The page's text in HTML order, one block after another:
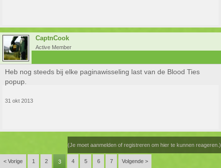
CaptnCook
Active Member
Heb nog steeds bij elke paginawisseling last van de Blood Ties
popup.
31 okt 2013
(Je moet aanmelden of registreren om hier te kunnen reageren.)
< Vorige 1 2 3 4 5 6 7 Volgende >